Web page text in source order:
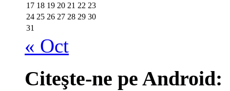
17 18 19 20 21 22 23
24 25 26 27 28 29 30
31
« Oct
Citeşte-ne pe Android: